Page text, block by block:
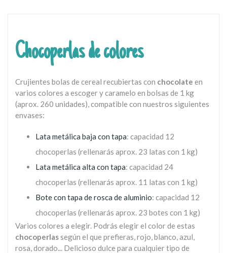
Chocoperlas de colores
Crujientes bolas de cereal recubiertas con chocolate en
varios colores a escoger y caramelo en bolsas de 1 kg
(aprox. 260 unidades), compatible con nuestros siguientes
envases:
Lata metálica baja con tapa: capacidad 12
chocoperlas (rellenarás aprox. 23 latas con 1 kg)
Lata metálica alta con tapa: capacidad 24
chocoperlas (rellenarás aprox. 11 latas con 1 kg)
Bote con tapa de rosca de aluminio: capacidad 12
chocoperlas (rellenarás aprox. 23 botes con 1 kg)
Varios colores a elegir. Podrás elegir el color de estas
chocoperlassegún el que prefieras, rojo, blanco, azul,
rosa, dorado... Delicioso dulce para cualquier tipo de